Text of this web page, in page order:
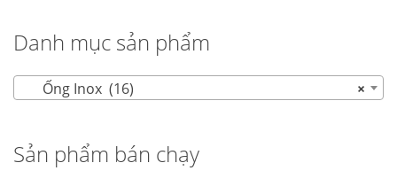
Danh mục sản phẩm
×
Ống Inox (16)
Sản phẩm bán chạy